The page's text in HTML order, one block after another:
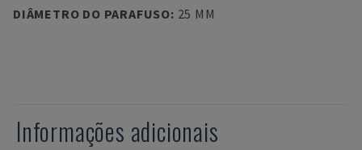
DIÂMETRO DO PARAFUSO: 25 MM
Informações adicionais